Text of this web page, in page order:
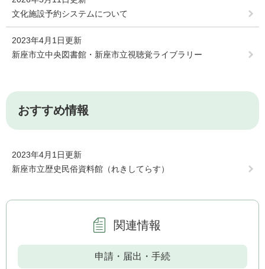
文化施設予約システムについて
2023年4月1日更新
新座市立中央図書館・新座市立視聴覚ライブラリー
おすすめ情報
2023年4月1日更新
新座市立歴史民俗資料館（れきしてらす）
関連情報
申請・届出・手続